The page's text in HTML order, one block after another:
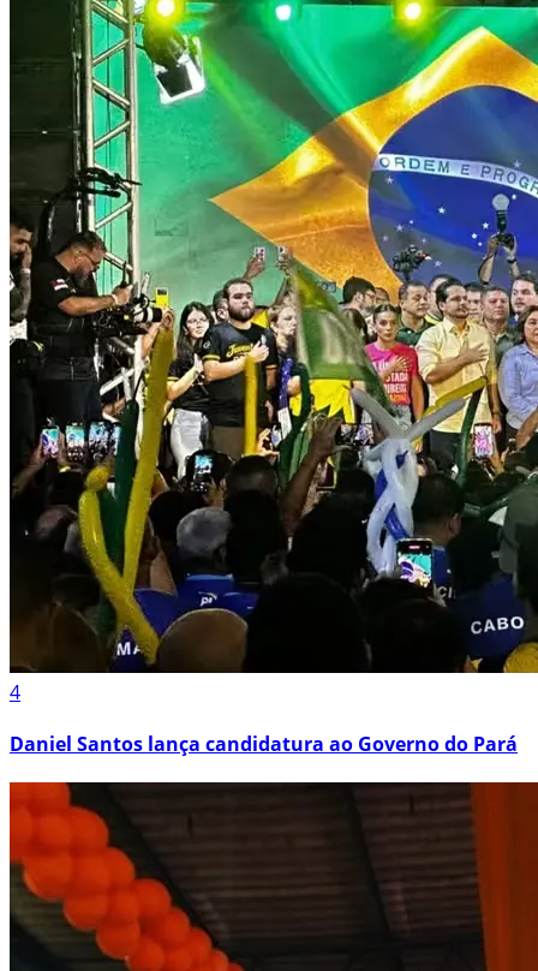
4
Daniel Santos lança candidatura ao Governo do Pará